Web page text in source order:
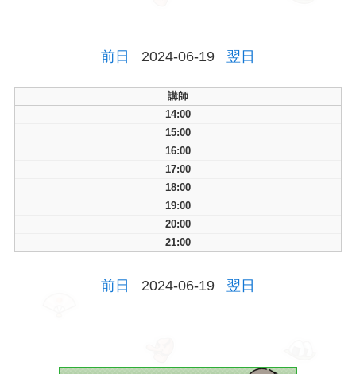
前日 2024-06-19 翌日
講師
14:00
15:00
16:00
17:00
18:00
19:00
20:00
21:00
前日 2024-06-19 翌日